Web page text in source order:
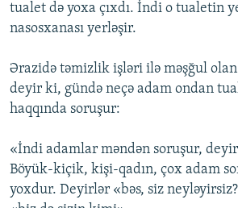
tualet də yoxa çıxdı. İndi o tualetin
nasosxanası yerləşir.
Ərazidə təmizlik işləri ilə məşğul
deyir ki, gündə neçə adam ondan
haqqında soruşur:
«İndi adamlar məndən soruşur,
Böyük-kiçik, kişi-qadın, çox adam
yoxdur. Deyirlər «bəs, siz